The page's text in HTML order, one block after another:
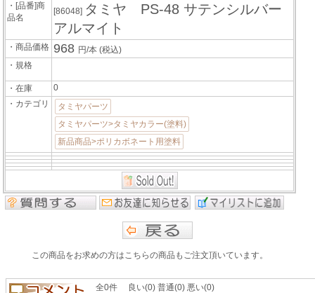
・[品番]商
品名
[86048] タミヤ PS-48 サテンシルバー
アルマイト
・商品価格 968 円/本(税込)
・規格
・在庫
0
・カテゴリ
タミヤパーツ
タミヤパーツ>タミヤカラー(塗料)
新品商品>ポリカボネート用塗料
この商品をお求めの方はこちらの商品もご注文頂いています。
全0件 良い(0) 普通(0) 悪い(0)